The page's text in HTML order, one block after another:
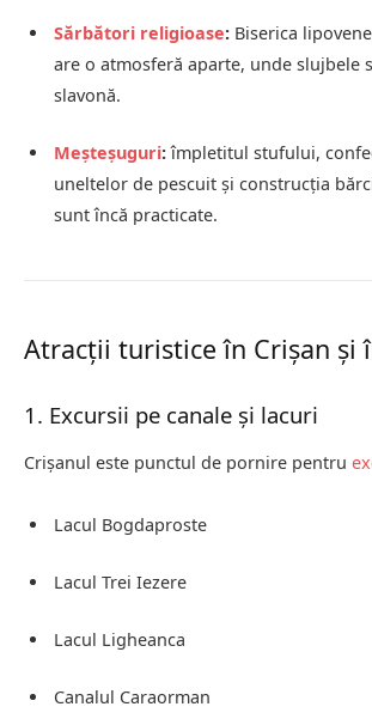
Sărbători religioase: Biserica
are o atmosferă aparte, unde slujbele
slavonă.
Meșteșuguri:împletitul stufului,
uneltelor de pescuit și construcția
sunt încă practicate.
Atracții turistice în Crișan și
1. Excursii pe canale și lacuri
Crișanul este punctul de pornire pentru
Lacul Bogdaproste
Lacul Trei Iezere
Lacul Ligheanca
Canalul Caraorman